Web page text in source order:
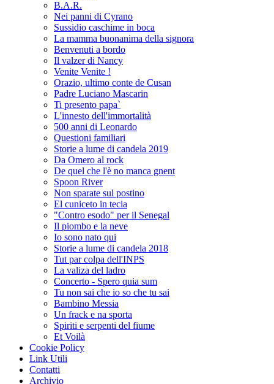
B.A.R.
Nei panni di Cyrano
Sussidio caschime in boca
La mamma buonanima della signora
Benvenuti a bordo
Il valzer di Nancy
Venite Venite !
Orazio, ultimo conte de Cusan
Padre Luciano Mascarin
Ti presento papa`
L'innesto dell'immortalità
500 anni di Leonardo
Questioni familiari
Storie a lume di candela 2019
Da Omero al rock
De quel che l'è no manca gnent
Spoon River
Non sparate sul postino
El cuniceto in tecia
"Contro esodo" per il Senegal
Il piombo e la neve
Io sono nato qui
Storie a lume di candela 2018
Tut par colpa dell'INPS
La valiza del ladro
Concerto - Spero quia sum
Tu non sai che io so che tu sai
Bambino Messia
Un frack e na sporta
Spiriti e serpenti del fiume
Et Voilà
Cookie Policy
Link Utili
Contatti
Archivio